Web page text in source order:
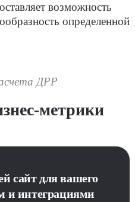
возможность
определенной
ДРР
метрики
сайт для вашего
и интеграциями